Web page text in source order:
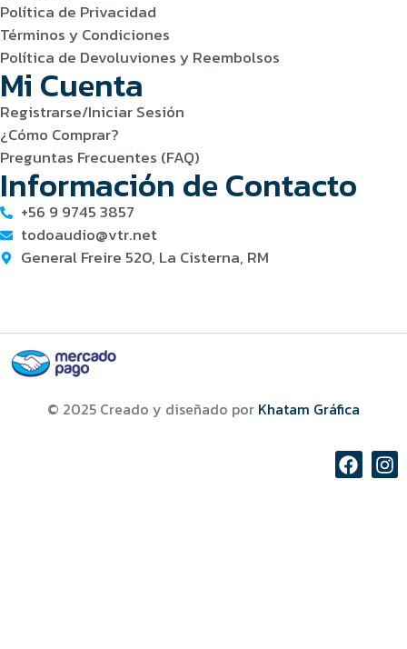
Política de Privacidad
Términos y Condiciones
Política de Devoluviones y Reembolsos
Mi Cuenta
Registrarse/Iniciar Sesión
¿Cómo Comprar?
Preguntas Frecuentes (FAQ)
Información de Contacto
+56 9 9745 3857
todoaudio@vtr.net
General Freire 520, La Cisterna, RM
© 2025 Creado y diseñado por Khatam Gráfica